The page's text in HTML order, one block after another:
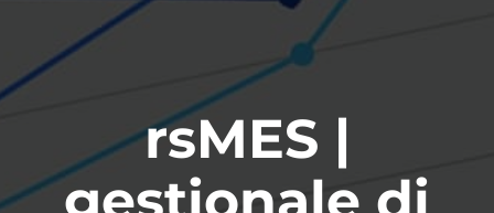
rsMES |